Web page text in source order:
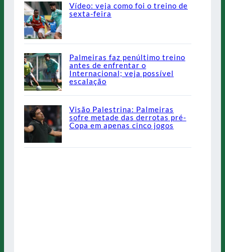
Vídeo: veja como foi o treino de
sexta-feira
Palmeiras faz penúltimo treino
antes de enfrentar o
Internacional; veja possível
escalação
Visão Palestrina: Palmeiras
sofre metade das derrotas pré-
Copa em apenas cinco jogos